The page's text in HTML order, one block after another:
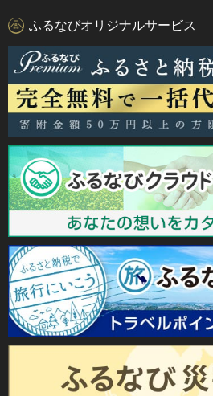
ふるなびオリジナルサービス